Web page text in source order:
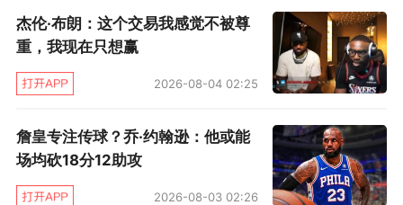
路杀出，掘金、马刺、尼克斯...如果詹姆斯真的
不在乎钱，那么一切皆有可能。
（文/柴夫）
杰伦·布朗：这个交易我感觉不被尊
重，我现在只想赢
2026-08-04 02:25
詹皇专注传球？乔·约翰逊：他或能
场均砍18分12助攻
2026-08-03 02:26